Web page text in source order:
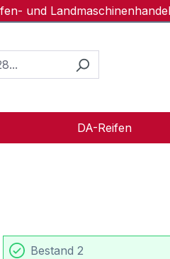
und Landmaschinenhandel
DA-Reifen
Bestand 2